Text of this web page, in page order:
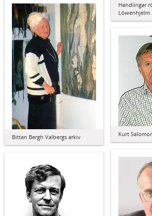
Handlingar
Löwenhjelm
Bittan Bergh Valbergs arkiv Kurt